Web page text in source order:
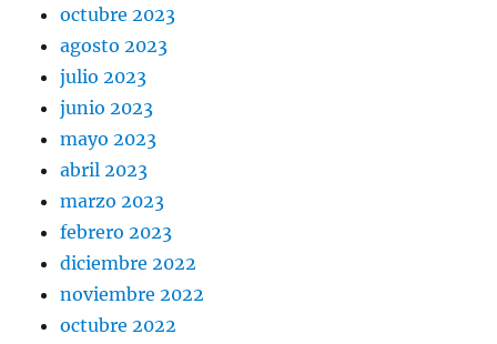
octubre 2023
agosto 2023
julio 2023
junio 2023
mayo 2023
abril 2023
marzo 2023
febrero 2023
diciembre 2022
noviembre 2022
octubre 2022